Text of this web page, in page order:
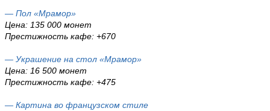
— Пол «Мрамор»
Цена: 135 000 монет
Престижность кафе: +670
— Украшение на стол «Мрамор»
Цена: 16 500 монет
Престижность кафе: +475
— Картина во французском стиле